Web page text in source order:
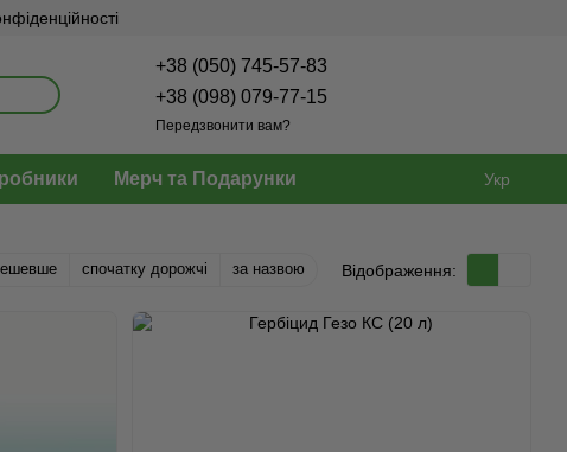
+38 (050) 745-57-83
+38 (098) 079-77-15
Передзвонити вам?
Мерч та Подарунки Укр
спочатку дорожчі за назвою Відображення: